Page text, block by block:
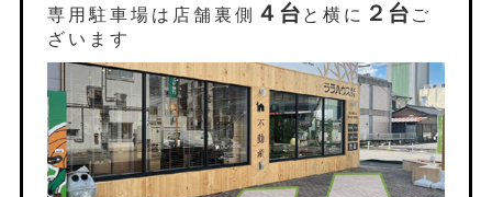
専用駐車場は店舗裏側 ４台 と横に ２台 ご
ざいます